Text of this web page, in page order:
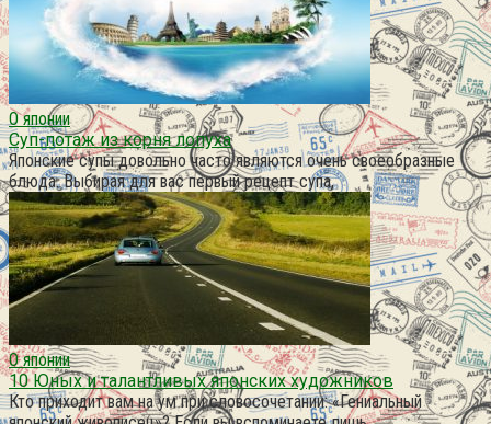
О японии
Суп-потаж из корня лопуха
Японские супы довольно часто являются очень своеобразные
блюда. Выбирая для вас первый рецепт супа,
О японии
10 Юных и талантливых японских художников
Кто приходит вам на ум при словосочетании: «Гениальный